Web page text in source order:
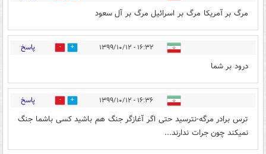
مرگ بر آمریکا مرگ بر اسرائیل مرگ بر آل سعود
۱۶:۳۲ - ۱۳۹۹/۱۰/۱۲ 2 پاسخ
درود بر شما
۱۶:۳۶ - ۱۳۹۹/۱۰/۱۲ 2 پاسخ
ترس برادر مرگه-نترسید حتی اگر آغازگر جنگ هم باشید کسی باشما جنگ
نمیکند چون جرات ندارند...